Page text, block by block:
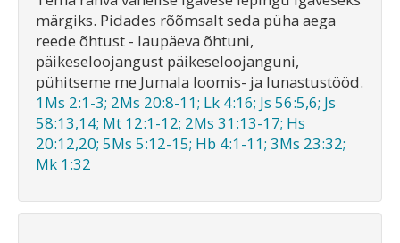
märgiks. Pidades rõõmsalt seda püha aega
reede õhtust - laupäeva õhtuni,
päikeseloojangust päikeseloojanguni,
pühitseme me Jumala loomis- ja lunastustööd.
1Ms 2:1-3; 2Ms 20:8-11; Lk 4:16; Js 56:5,6; Js
58:13,14; Mt 12:1-12; 2Ms 31:13-17; Hs
20:12,20; 5Ms 5:12-15; Hb 4:1-11; 3Ms 23:32;
Mk 1:32